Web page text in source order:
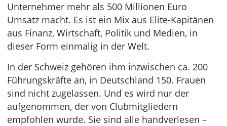
Unternehmer mehr als 500 Millionen Euro
Umsatz macht. Es ist ein Mix aus Elite-Kapitänen
aus Finanz, Wirtschaft, Politik und Medien, in
dieser Form einmalig in der Welt.
In der Schweiz gehören ihm inzwischen ca. 200
Führungskräfte an, in Deutschland 150. Frauen
sind nicht zugelassen. Und es wird nur der
aufgenommen, der von Clubmitgliedern
empfohlen wurde. Sie sind alle handverlesen –